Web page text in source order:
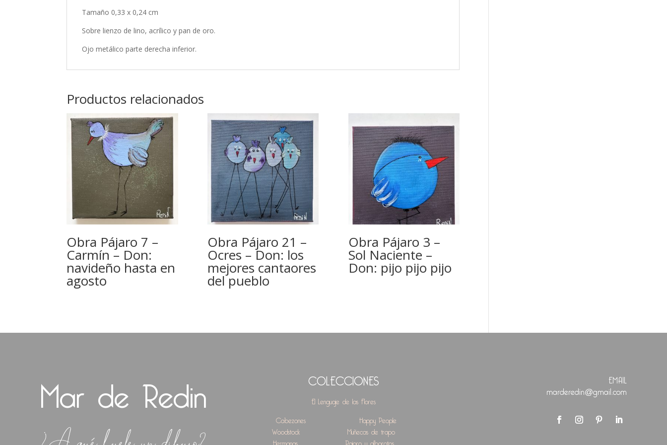
Tamaño 0,33 x 0,24 cm
Sobre lienzo de lino, acrílico y pan de oro.
Ojo metálico parte derecha inferior.
Productos relacionados
Obra Pájaro 7 –
Carmín – Don:
navideño hasta en
agosto
Obra Pájaro 21 –
Ocres – Don: los
mejores cantaores
del pueblo
Obra Pájaro 3 –
Sol Naciente –
Don: pijo pijo pijo
Mar de Redin COLECCIONES
El Lenguaje de las Flores
Cabezones
Happy People
Woodstock Muñecas de trapo
Hermanas Pajoro y alborotos
EMAIL
marderedin@gmail.com